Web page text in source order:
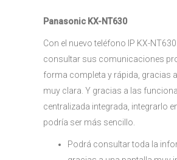
Panasonic KX-NT630
Con el nuevo teléfono IP KX-
consultar sus comunicaciones
forma completa y rápida, gracias
muy clara. Y gracias a las
centralizada integrada, integrarlo
podría ser más sencillo.
Podrá consultar toda la